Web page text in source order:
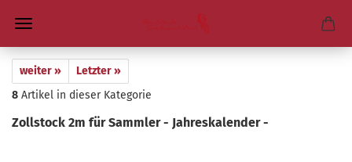
weiter »
Letzter »
8 Artikel in dieser Kategorie
Zoll­stock 2m für Samm­ler - Jah­res­ka­len­der -